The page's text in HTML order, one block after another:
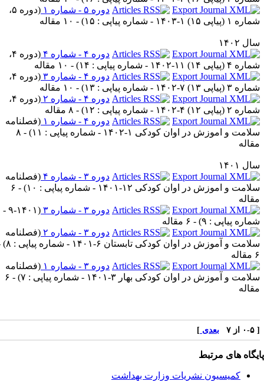
دوره ۵ - شماره ۱
(
دوره ۵،
(پیاپی ۱۵) ۱-۱۴۰۳ - شماره پیاپی : ۱۵
) - ۱۰ مقاله
۱۴۰۲
دوره ۴ - شماره ۴
(
دوره ۴،
(پیاپی ۱۴) ۱۱-۱۴۰۲ - شماره پیاپی : ۱۴
) - ۱۰ مقاله
دوره ۴ - شماره ۳
(
دوره ۴،
(پیاپی ۱۳) ۷-۱۴۰۲ - شماره پیاپی : ۱۳
) - ۱۰ مقاله
دوره ۴ - شماره ۲
(
دوره ۴،
(پیاپی ۱۲) ۴-۱۴۰۲ - شماره پیاپی : ۱۲
) - ۸ مقاله
دوره ۴ - شماره ۱
(فصلنامه
و اموزش در اوان کودکی ۱-۱۴۰۲ - شماره پیاپی : ۱۱
) - ۸
۱۴۰۱
دوره ۳ - شماره ۴
(فصلنامه
و اموزش در اوان کودکی ۱۲-۱۴۰۱ - شماره پیاپی : ۱۰
) - ۶
دوره ۳ - شماره ۳
(
۹-۱۴۰۱ -
پیاپی : ۹
) - ۶ مقاله
دوره ۳ - شماره ۲
(فصلنامه
و آموزش در اوان کودکی تابستان ۶-۱۴۰۱ - شماره پیاپی : ۸
) -
دوره ۳ - شماره ۱
(فصلنامه
و آموزش در اوان کودکی بهار ۳-۱۴۰۱ - شماره پیاپی : ۷
) - ۶
بعدی]
های مرتبط
کمیسیون نشریات وزارت بهداشت